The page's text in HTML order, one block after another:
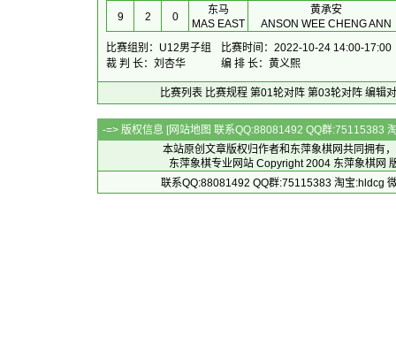
9
2 0
东马
MAS EAST
黄承安
ANSON WEE CHENG ANN
比赛组别：U12男子组
比赛时间：2022-10-24 14:00-17:00
裁 判 长：刘杏华
编 排 长：黄义熙
比赛列表 比赛规程 第01轮对阵 第03轮对阵 编辑
-=> 版权信息 [网站地图 联系QQ:88081492 QQ群:75115383
本站原创文章版权归作者和 东萍象棋网共同拥有
东萍象棋专业网站 Copyright 2004 东萍象棋网
联系QQ:88081492 QQ群:75115383 淘宝:hldcg